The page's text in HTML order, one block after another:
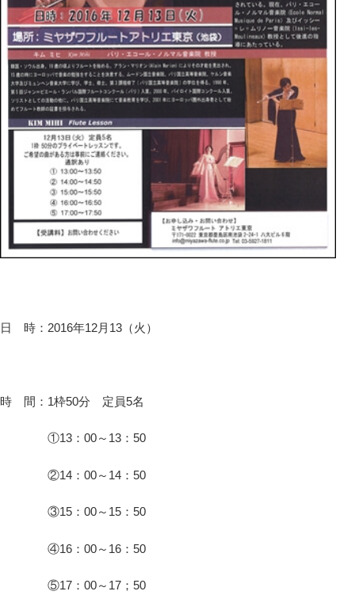
日 時：2016年12月13（火）
時 間：1枠50分 定員5名
①13：00～13：50
②14：00～14：50
③15：00～15：50
④16：00～16：50
⑤17：00～17；50